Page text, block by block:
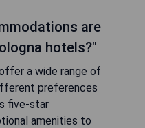
are
hotels?"
a wide range of
preferences
five-star
amenities to